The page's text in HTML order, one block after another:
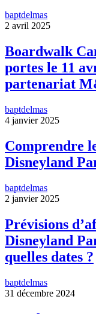
baptdelmas
2 avril 2025
Boardwalk
portes le 11
partenariat
baptdelmas
4 janvier 2025
Comprendre
Disneyland
baptdelmas
2 janvier 2025
Prévisions
Disneyland
quelles dates ?
baptdelmas
31 décembre 2024